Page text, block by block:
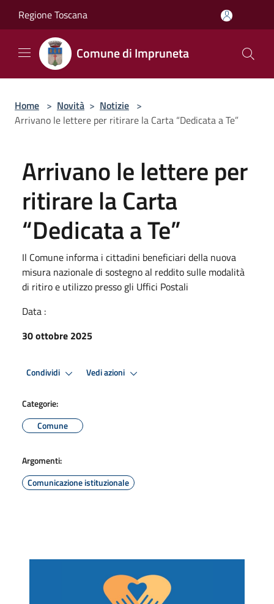
Regione Toscana
Comune di Impruneta
Home > Novità > Notizie >
Arrivano le lettere per ritirare la Carta “Dedicata a Te”
Arrivano le lettere per
ritirare la Carta
“Dedicata a Te”
Il Comune informa i cittadini beneficiari della nuova
misura nazionale di sostegno al reddito sulle modalità
di ritiro e utilizzo presso gli Uffici Postali
Data :
30 ottobre 2025
Condividi Vedi azioni
Categorie:
Comune
Argomenti:
Comunicazione istituzionale